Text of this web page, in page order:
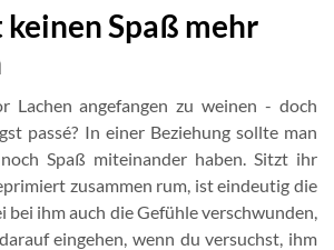
Spaß mehr
Lachen angefangen zu weinen - doch
passé? In einer Beziehung sollte man
Spaß miteinander haben. Sitzt ihr
zusammen rum, ist eindeutig die
bei ihm auch die Gefühle verschwunden,
eingehen, wenn du versuchst, ihm